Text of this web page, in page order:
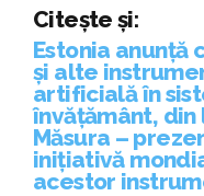
Citește și:
Estonia anunță
și alte
artificială în
învățământ,
Măsura –
inițiativă
acestor